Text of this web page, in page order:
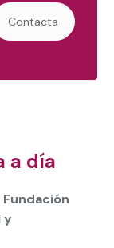
Contacta
a día
y